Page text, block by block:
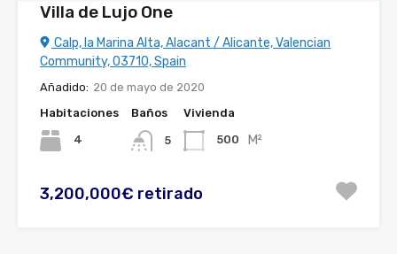
Villa de Lujo One
Calp, la Marina Alta, Alacant / Alicante, Valencian
Community, 03710, Spain
Añadido: 20 de mayo de 2020
Habitaciones
4
Baños
5
Vivienda
500 M²
3,200,000€ retirado